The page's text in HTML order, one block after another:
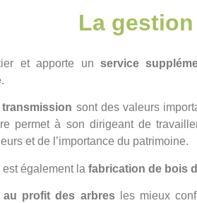
ET
La
et apporte un service
.
transmission sont des valeurs
permet à son dirigeant de
et de l’importance du patrimoine.
est également la fabrication de bois
au profit des arbresles mieux